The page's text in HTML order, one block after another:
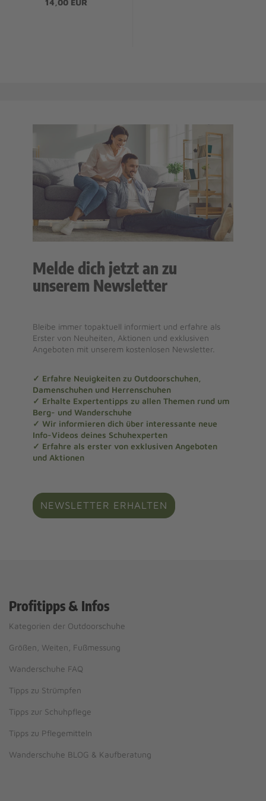
Melde dich jetzt an zu
unserem Newsletter
Bleibe immer topaktuell informiert und erfahre als
Erster von Neuheiten, Aktionen und exklusiven
Angeboten mit unserem kostenlosen Newsletter.
✓ Erfahre Neuigkeiten zu Outdoorschuhen,
Damenschuhen und Herrenschuhen
✓ Erhalte Expertentipps zu allen Themen rund um
Berg- und Wanderschuhe
✓ Wir informieren dich über interessante neue
Info-Videos deines Schuhexperten
✓ Erfahre als erster von exklusiven Angeboten
und Aktionen
NEWSLETTER ERHALTEN
Profitipps & Infos
Kategorien der Outdoorschuhe
Größen, Weiten, Fußmessung
Wanderschuhe FAQ
Tipps zu Strümpfen
Tipps zur Schuhpflege
Tipps zu Pflegemitteln
Wanderschuhe BLOG & Kaufberatung